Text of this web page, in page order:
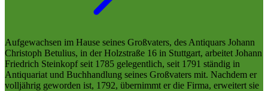
Aufgewachsen im Hause seines Großvaters, des Antiquars Johann
Christoph Betulius, in der Holzstraße 16 in Stuttgart, arbeitet Johann
Friedrich Steinkopf seit 1785 gelegentlich, seit 1791 ständig in
Antiquariat und Buchhandlung seines Großvaters mit. Nachdem er
volljährig geworden ist, 1792, übernimmt er die Firma, erweitert sie